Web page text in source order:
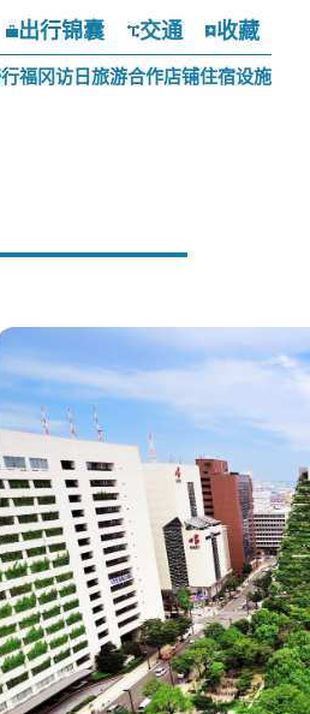
出行锦囊 交通 收藏
福冈访日旅游合作店铺住宿设施